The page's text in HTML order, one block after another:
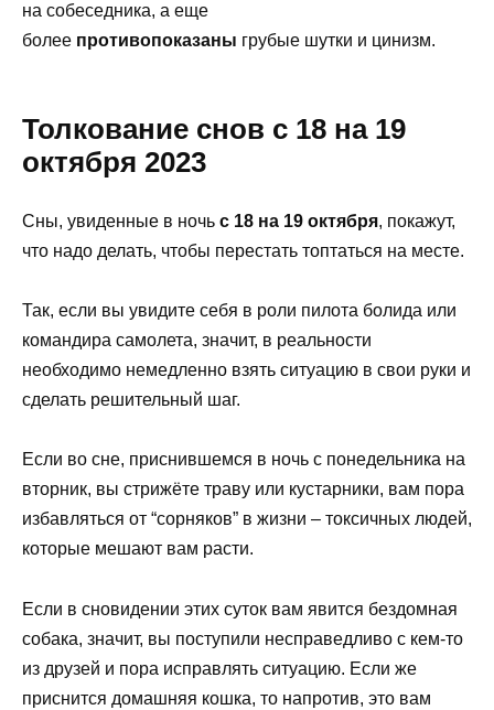
на собеседника, а еще
более противопоказаны грубые шутки и цинизм.
Толкование снов с 18 на 19
октября 2023
Сны, увиденные в ночь с 18 на 19 октября, покажут,
что надо делать, чтобы перестать топтаться на месте.
Так, если вы увидите себя в роли пилота болида или
командира самолета, значит, в реальности
необходимо немедленно взять ситуацию в свои руки и
сделать решительный шаг.
Если во сне, приснившемся в ночь с понедельника на
вторник, вы стрижёте траву или кустарники, вам пора
избавляться от “сорняков” в жизни – токсичных людей,
которые мешают вам расти.
Если в сновидении этих суток вам явится бездомная
собака, значит, вы поступили несправедливо с кем-то
из друзей и пора исправлять ситуацию. Если же
приснится домашняя кошка, то напротив, это вам